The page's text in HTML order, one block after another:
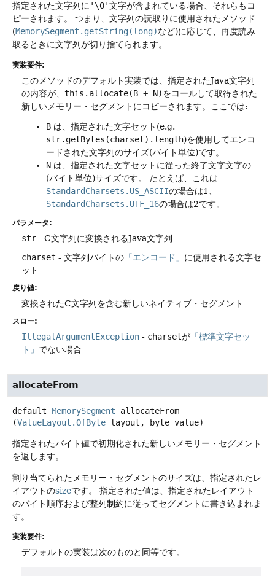
指定された文字列に '\0'文字が含まれている場合、それらもコ
ピーされます。
つまり、文字列の読取りに使用されたメソッド
(MemorySegment.getString(long)など)に応じて、再度読み
取るときに文字列が切り捨てられます。
実装要件:
このメソッドのデフォルト実装では、指定されたJava文字列
の内容が、 this.allocate(B + N)をコールして取得された
新しいメモリー・セグメントにコピーされます。ここでは:
B は、指定された文字セット(e.g.
str.getBytes(charset).length)を使用してエンコ
ードされた文字列のサイズ(バイト単位)です。
N は、指定された文字セットに従った終了文字文字の
(バイト単位)サイズです。
たとえば、これは
StandardCharsets.US_ASCIIの場合は1、
StandardCharsets.UTF_16の場合は2です。
パラメータ:
str - C文字列に変換されるJava文字列
charset - 文字列バイトの 「エンコード」 に使用される文字セ
ット
戻り値:
変換されたC文字列を含む新しいネイティブ・セグメント
スロー:
IllegalArgumentException - charsetが 「標準文字セッ
ト」 でない場合
allocateFrom
default MemorySegment
allocateFrom
(ValueLayout.OfByte layout, byte value)
指定されたバイト値で初期化された新しいメモリー・セグメント
を返します。
割り当てられたメモリー・セグメントのサイズは、指定されたレ
イアウトのsizeです。
指定された値は、指定されたレイアウト
のバイト順序および整列制約に従ってセグメントに書き込まれま
す。
実装要件:
デフォルトの実装は次のものと同等です。